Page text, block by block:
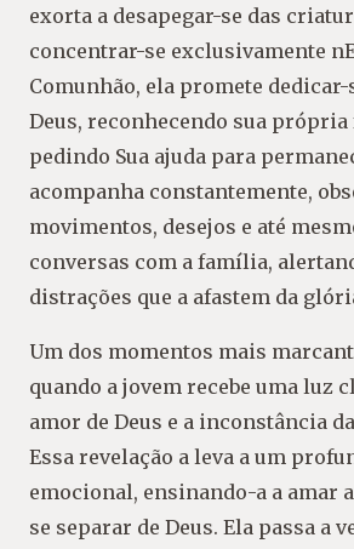
exorta a desapegar-se das
concentrar-se exclusivamente
Comunhão, ela promete
Deus, reconhecendo sua própria
pedindo Sua ajuda para
acompanha constantemente,
movimentos, desejos e até
conversas com a família,
distrações que a afastem da
Um dos momentos mais
quando a jovem recebe uma luz
amor de Deus e a inconstância
Essa revelação a leva a um
emocional, ensinando-a a amar
se separar de Deus. Ela passa a